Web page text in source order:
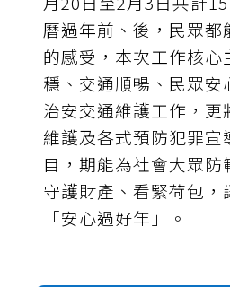
曆過年前、後，民眾都
的感受，本次工作核心
穩、交通順暢、民眾安
治安交通維護工作，更
維護及各式預防犯罪宣
目，期能為社會大眾防
守護財產、看緊荷包，
「安心過好年」。